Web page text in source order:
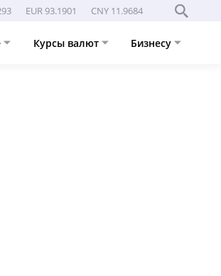
EUR 93.1901 CNY 11.9684
Курсы валют Бизнесу